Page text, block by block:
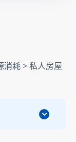
消耗 > 私人房屋